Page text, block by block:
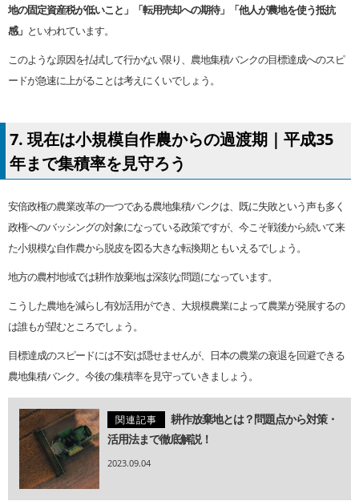
地の固定資産税が低いこと」「転用売却への期待」「他人が農地を使う抵抗
感」 といわれています。
このような原因を払拭して行かない限り、農地集積バンクの目標達成へのスピ
ードが急速に上がることは考えにくいでしょう。
7. 現在は小規模自作農からの過渡期｜平成35
年まで集積率を見守ろう
安倍政権の農業改革の一つである農地集積バンクは、既に失敗という声も多く
政権へのバッシングの対象になっている政策ですが、今こそ戦後から続いて来
た小規模な自作農から脱皮を図る大きな転換期ともいえるでしょう。
地方の農村地域では耕作放棄地は深刻な問題になっています。
こうした農地を減らし有効活用ができ、大規模農業によって農業が発展するの
は誰もが望むところでしょう。
目標達成のスピードには不安は隠せませんが、日本の農業の衰退を回避できる
農地集積バンク。今後の集積率を見守っていきましょう。
関連記事
耕作放棄地とは？問題点から対策・
活用法まで徹底解説！
2023.09.04